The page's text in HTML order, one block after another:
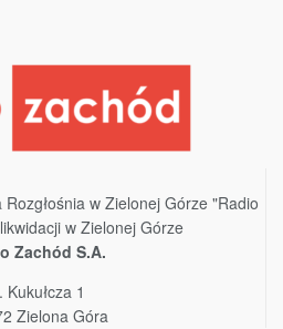
w Zielonej Górze "Radio
w Zielonej Górze
Zachód S.A.
Kukułcza 1
Zielona Góra